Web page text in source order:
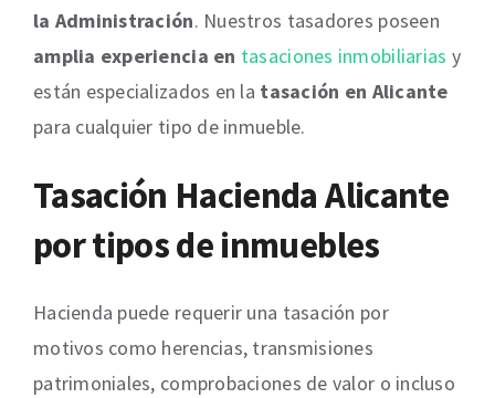
la Administración. Nuestros tasadores poseen
amplia experiencia en tasaciones inmobiliarias y
están especializados en la tasación en Alicante
para cualquier tipo de inmueble.
Tasación Hacienda Alicante
por tipos de inmuebles
Hacienda puede requerir una tasación por
motivos como herencias, transmisiones
patrimoniales, comprobaciones de valor o incluso